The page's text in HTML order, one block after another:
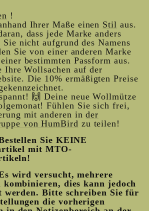
!
Ihrer Maße einen Stil aus.
dass jede Marke anders
Sie nicht aufgrund des Namens
Sie von einer anderen Marke
bestimmten Passform aus.
Ihre Wollsachen auf der
Die 10% ermäßigten Preise
🙌 Deine neue Wollmütze
Fühlen Sie sich frei,
mit anderen inder
von HumBird zu teilen!
Sie KEINE
mit MTO-
wird versucht, mehrere
kombinieren, dies kann jedoch
Bitte schreiben Sie für
die vorherigen